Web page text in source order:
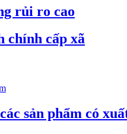
rủi ro cao
chính cấp xã
sản phẩm có